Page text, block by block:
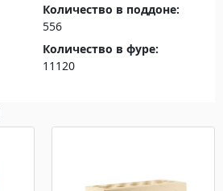
Количество в поддоне:
556
Количество в фуре:
11120